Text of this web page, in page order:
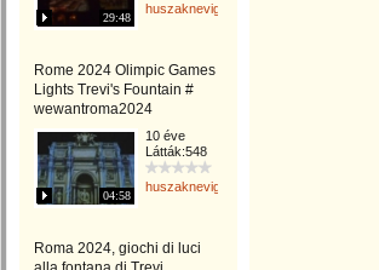
29:48
huszaknevighgabriella
Rome 2024 Olimpic Games
Lights Trevi's Fountain #
wewantroma2024
04:58
10 éve
Látták:548
huszaknevighgabriella
Roma 2024, giochi di luci